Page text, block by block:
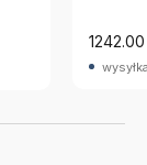
1242.00